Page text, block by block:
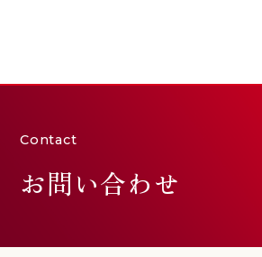
Contact
お問い合わせ